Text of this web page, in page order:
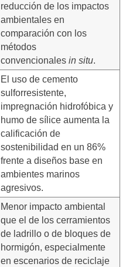
reducción de los impactos
ambientales en
comparación con los
métodos
convencionales in situ.
El uso de cemento
sulforresistente,
impregnación hidrofóbica y
humo de sílice aumenta la
calificación de
sostenibilidad en un 86%
frente a diseños base en
ambientes marinos
agresivos.
Menor impacto ambiental
que el de los cerramientos
de ladrillo o de bloques de
hormigón, especialmente
en escenarios de reciclaje